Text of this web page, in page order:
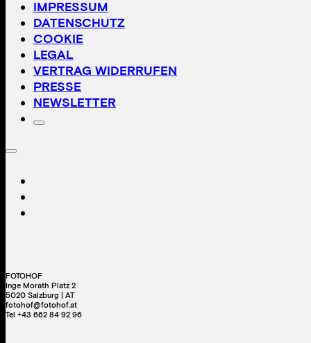
IMPRESSUM
DATENSCHUTZ
COOKIE
LEGAL
VERTRAG WIDERRUFEN
PRESSE
NEWSLETTER
FOTOHOF
Inge Morath Platz 2
5020 Salzburg | AT
fotohof@fotohof.at
Tel +43 662 84 92 96